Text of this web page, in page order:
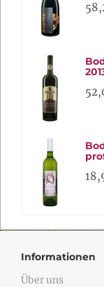
Informationen
Über uns